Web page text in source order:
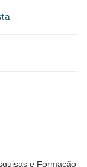
e Formação